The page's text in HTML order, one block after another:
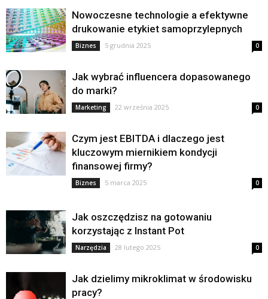
Nowoczesne technologie a efektywne
drukowanie etykiet samoprzylepnych
Biznes 5 grudnia 2025 0
Jak wybrać influencera dopasowanego
do marki?
Marketing 22 września 2025 0
Czym jest EBITDA i dlaczego jest
kluczowym miernikiem kondycji
finansowej firmy?
Biznes 5 marca 2025 0
Jak oszczędzisz na gotowaniu
korzystając z Instant Pot
Narzędzia 28 lutego 2025 0
Jak dzielimy mikroklimat w środowisku
pracy?